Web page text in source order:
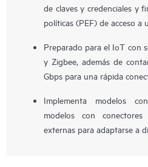
de claves y credenciales y
políticas (PEF) de acceso a
Preparado para el IoT con
y Zigbee, además de
Gbps para una rápida
Implementa modelos
modelos con
externas para adaptarse a